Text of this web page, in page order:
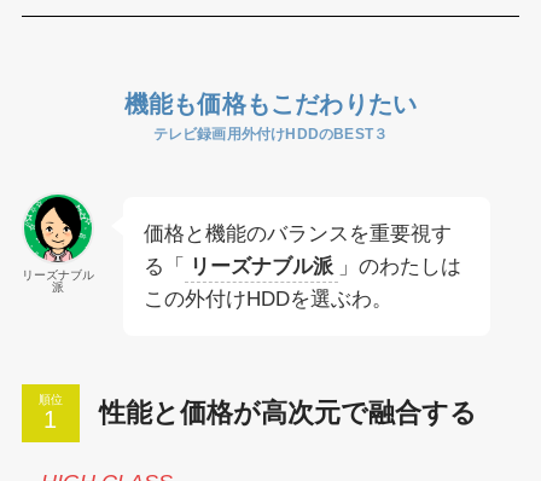
機能も価格もこだわりたい
テレビ録画用外付けHDDのBEST３
リーズナブル
派
価格と機能のバランスを重要視す
る「
リーズナブル派 」のわたしは
この外付けHDDを選ぶわ。
順位 性能と価格が高次元で融合する